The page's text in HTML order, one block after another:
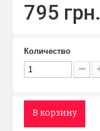
795 грн.
Количество
В корзину